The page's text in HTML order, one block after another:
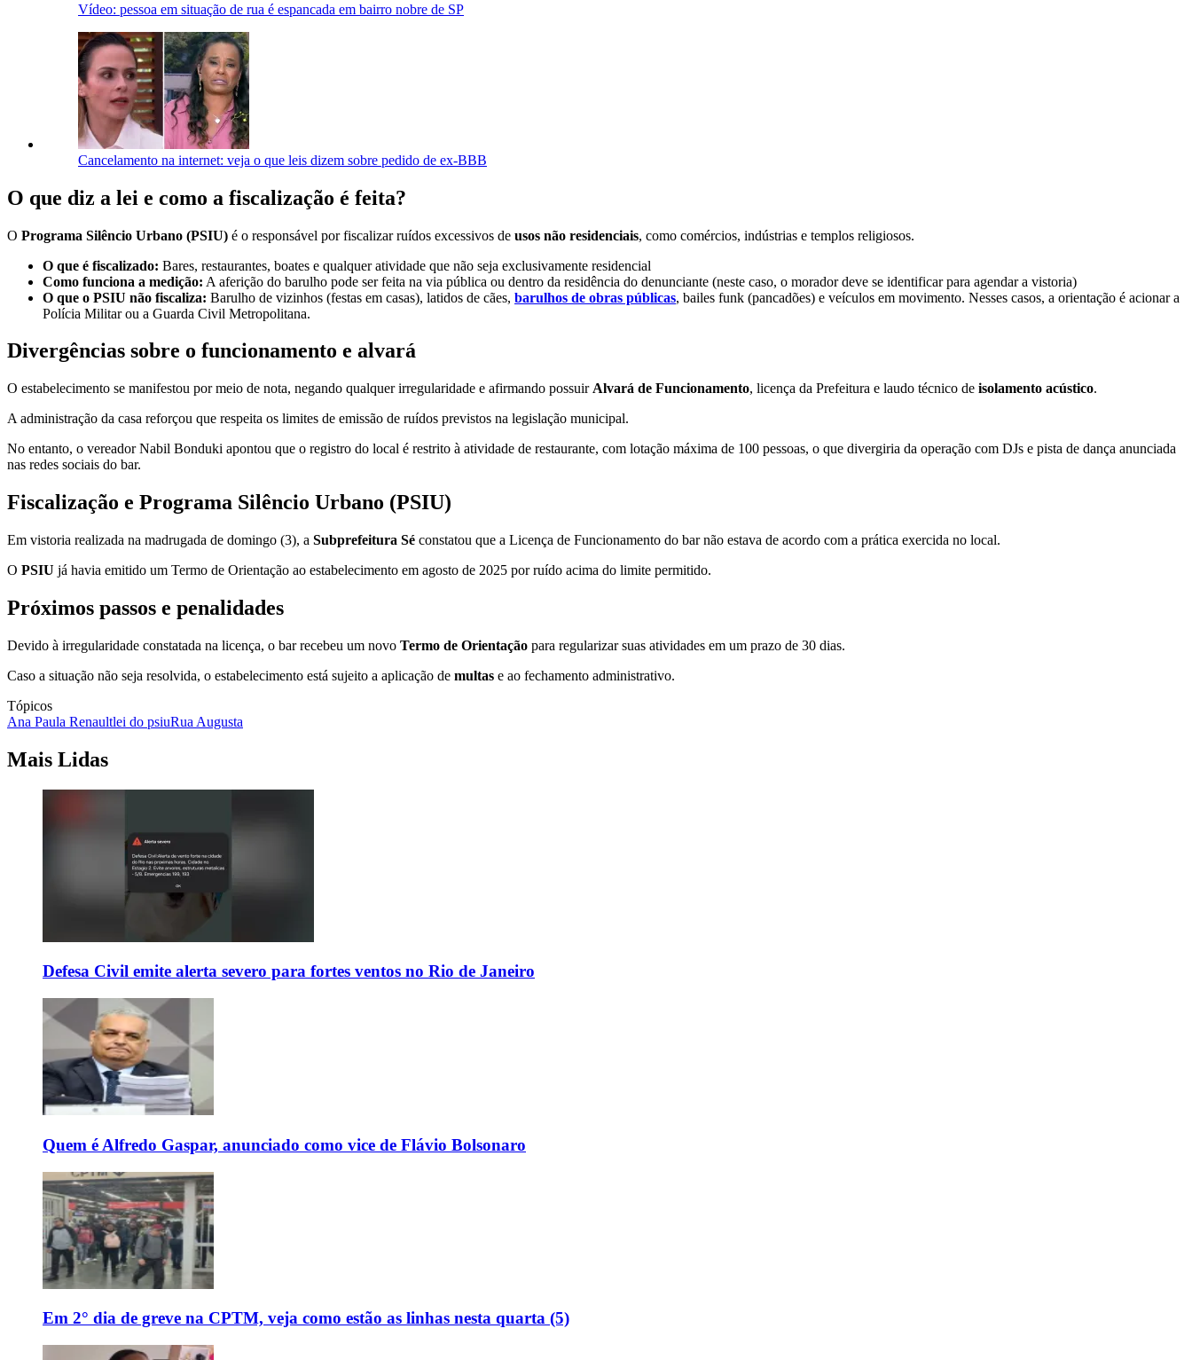
Vídeo: pessoa em situação de rua é espancada em bairro nobre de SP
Cancelamento na internet: veja o que leis dizem sobre pedido de ex-BBB
O que diz a lei e como a fiscalização é feita?
O Programa Silêncio Urbano (PSIU) é o responsável por fiscalizar ruídos excessivos de usos não residenciais, como comércios, indústrias e templos religiosos.
O que é fiscalizado: Bares, restaurantes, boates e qualquer atividade que não seja exclusivamente residencial
Como funciona a medição: A aferição do barulho pode ser feita na via pública ou dentro da residência do denunciante (neste caso, o morador deve se identificar para agendar a vistoria)
O que o PSIU não fiscaliza: Barulho de vizinhos (festas em casas), latidos de cães, barulhos de obras públicas, bailes funk (pancadões) e veículos em movimento. Nesses casos, a orientação é acionar a
Polícia Militar ou a Guarda Civil Metropolitana.
Divergências sobre o funcionamento e alvará
O estabelecimento se manifestou por meio de nota, negando qualquer irregularidade e afirmando possuir Alvará de Funcionamento, licença da Prefeitura e laudo técnico de isolamento acústico.
A administração da casa reforçou que respeita os limites de emissão de ruídos previstos na legislação municipal.
No entanto, o vereador Nabil Bonduki apontou que o registro do local é restrito à atividade de restaurante, com lotação máxima de 100 pessoas, o que divergiria da operação com DJs e pista de dança anunciada
nas redes sociais do bar.
Fiscalização e Programa Silêncio Urbano (PSIU)
Em vistoria realizada na madrugada de domingo (3), a Subprefeitura Sé constatou que a Licença de Funcionamento do bar não estava de acordo com a prática exercida no local.
O PSIU já havia emitido um Termo de Orientação ao estabelecimento em agosto de 2025 por ruído acima do limite permitido.
Próximos passos e penalidades
Devido à irregularidade constatada na licença, o bar recebeu um novo Termo de Orientação para regularizar suas atividades em um prazo de 30 dias.
Caso a situação não seja resolvida, o estabelecimento está sujeito a aplicação de multas e ao fechamento administrativo.
Tópicos
Ana Paula Renaultlei do psiuRua Augusta
Mais Lidas
Defesa Civil emite alerta severo para fortes ventos no Rio de Janeiro
Quem é Alfredo Gaspar, anunciado como vice de Flávio Bolsonaro
Em 2° dia de greve na CPTM, veja como estão as linhas nesta quarta (5)